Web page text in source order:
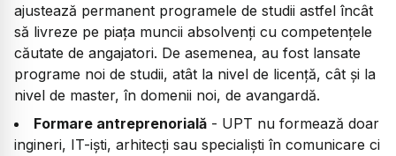
ajustează permanent programele de studii astfel încât
să livreze pe piața muncii absolvenți cu competențele
căutate de angajatori. De asemenea, au fost lansate
programe noi de studii, atât la nivel de licență, cât și la
nivel de master, în domenii noi, de avangardă.
Formare antreprenorială - UPT nu formează doar
ingineri, IT-iști, arhitecți sau specialiști în comunicare ci